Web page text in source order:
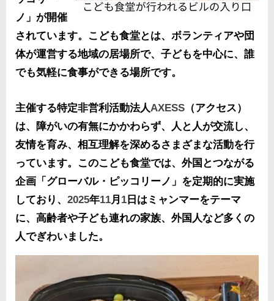
ノ」が開催
されています。こども食堂とは、ボランティアや団
体が運営する地域の居場所で、子どもを中心に、誰
でも気軽に食事ができる場所です。
主催する特定非営利活動法人AXESS （アクセス）
は、障がいの有無にかかわらず、人と人が交流し、
友情を育み、相互理解を深めるさまざまな活動を行
っています。このこども食堂では、外国とつながる
企画「グローバル・ピッコリーノ」を定期的に実施
しており、 2025年11月 1 日はミャンマーをテーマ
に、高齢者や子ども連れの家族、外国人など多くの
人でぎわいました。